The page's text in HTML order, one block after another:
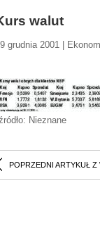
walut
grudnia 2001 |
Nieznane
POPRZEDNI ARTYKUŁ Z